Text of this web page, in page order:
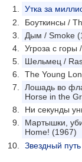
Утка за
Боуткинсы /
Дым / Smoke
Угроза с
Шельмец /
The Young
Лошадь во
Horse in the
Ни секунды
Мартышки,
Home! (1967)
Звездный